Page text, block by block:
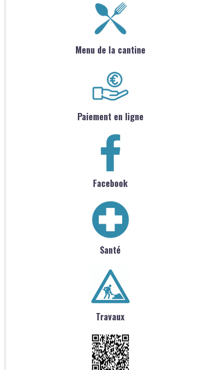
Menu de la cantine
Paiement en ligne
Facebook
Santé
Travaux